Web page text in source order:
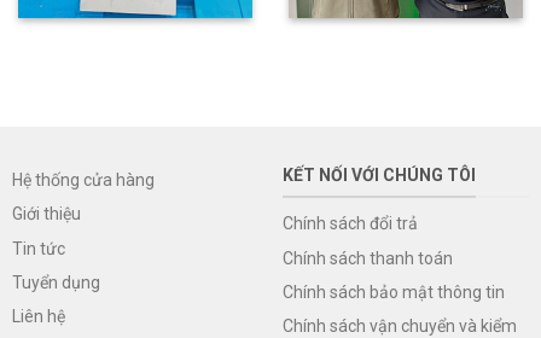
Hệ thống cửa hàng
Giới thiệu
Tin tức
Tuyển dụng
Liên hệ
KẾT NỐI VỚI CHÚNG TÔI
Chính sách đổi trả
Chính sách thanh toán
Chính sách bảo mật thông tin
Chính sách vận chuyển và kiểm